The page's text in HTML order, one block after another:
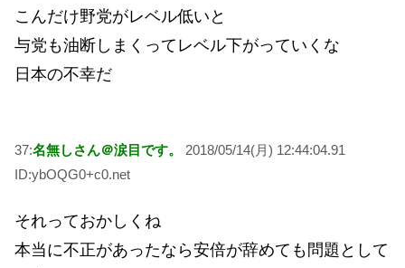
こんだけ野党がレベル低いと
与党も油断しまくってレベル下がっていくな
日本の不幸だ
37:名無しさん＠涙目です。
2018/05/14(月) 12:44:04.91
ID:ybOQG0+c0.net
それっておかしくね
本当に不正があったなら安倍が辞めても問題として